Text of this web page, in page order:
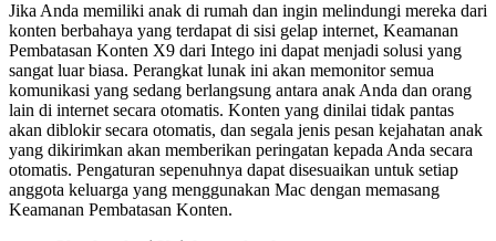
Jika Anda memiliki anak di rumah dan ingin melindungi mereka dari
konten berbahaya yang terdapat di sisi gelap internet, Keamanan
Pembatasan Konten X9 dari Intego ini dapat menjadi solusi yang
sangat luar biasa. Perangkat lunak ini akan memonitor semua
komunikasi yang sedang berlangsung antara anak Anda dan orang
lain di internet secara otomatis. Konten yang dinilai tidak pantas
akan diblokir secara otomatis, dan segala jenis pesan kejahatan anak
yang dikirimkan akan memberikan peringatan kepada Anda secara
otomatis. Pengaturan sepenuhnya dapat disesuaikan untuk setiap
anggota keluarga yang menggunakan Mac dengan memasang
Keamanan Pembatasan Konten.